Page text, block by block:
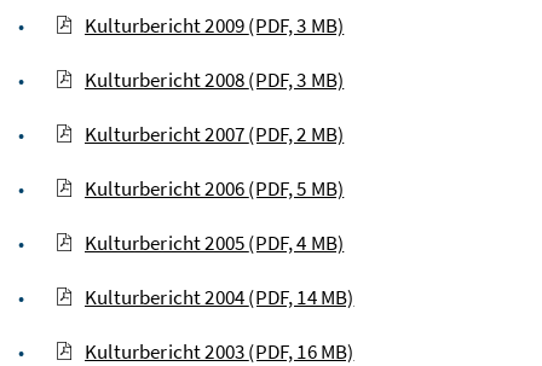
Kulturbericht 2009(PDF, 3 MB)
Kulturbericht 2008(PDF, 3 MB)
Kulturbericht 2007(PDF, 2 MB)
Kulturbericht 2006(PDF, 5 MB)
Kulturbericht 2005(PDF, 4 MB)
Kulturbericht 2004(PDF, 14 MB)
Kulturbericht 2003(PDF, 16 MB)